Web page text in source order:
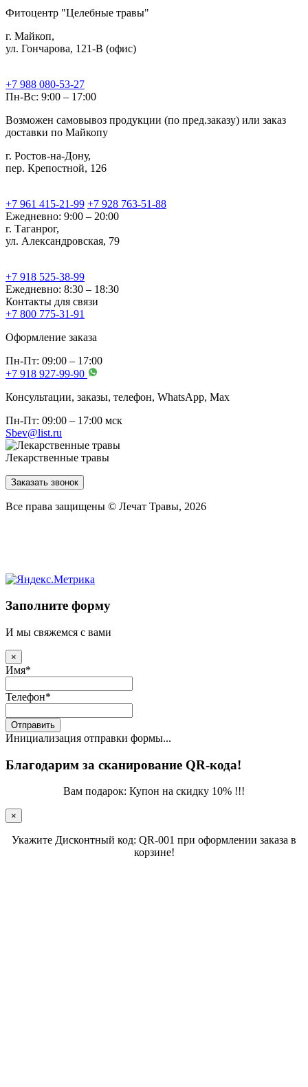
Фитоцентр "Целебные травы"
г. Майкоп,
ул. Гончарова, 121-В (офис)
+7 988 080-53-27
Пн-Вс: 9:00 – 17:00
Возможен самовывоз продукции (по пред.заказу) или заказ
доставки по Майкопу
г. Ростов-на-Дону,
пер. Крепостной, 126
+7 961 415-21-99 +7 928 763-51-88
Ежедневно: 9:00 – 20:00
г. Таганрог,
ул. Александровская, 79
+7 918 525-38-99
Ежедневно: 8:30 – 18:30
Контакты для связи
+7 800 775-31-91
Оформление заказа
Пн-Пт: 09:00 – 17:00
+7 918 927-99-90
Консультации, заказы, телефон, WhatsApp, Мах
Пн-Пт: 09:00 – 17:00 мск
Sbev@list.ru
Лекарственные травы
Заказать звонок
Все права защищены © Лечат Травы, 2026
Заполните форму
И мы свяжемся с вами
×
Имя*
Телефон*
Отправить
Инициализация отправки формы...
Благодарим за сканирование QR-кода!
Вам подарок: Купон на скидку 10% !!!
×
Укажите Дисконтный код: QR-001 при оформлении заказа в
корзине!